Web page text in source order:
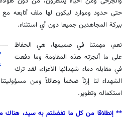
حتى حدود وموارد ليكون لها ملف أتابعه
ببركة المجاهدين جميعا دون أي استثناء.
نعم، مهمتنا في صميمها، هي الحفاظ
على ما أنجزته هذه المقاومة وما دفعت
في مقابله دماء شهدائها الأعزاء، لقد ترك
الشهداء لنا إرثاً ضخماً وهائلاً ومن
استكماله وتطوير.
** إنطلاقا من كل ما تفضلتم به سيد،